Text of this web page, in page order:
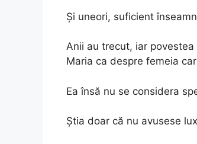
Și uneori, suficient
Anii au trecut, iar
Maria ca despre femeia
Ea însă nu se considera
Știa doar că nu avusese